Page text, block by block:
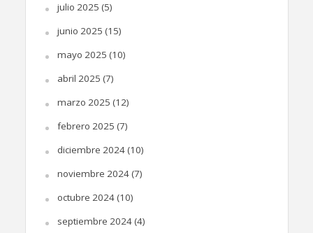
julio 2025 (5)
junio 2025 (15)
mayo 2025 (10)
abril 2025 (7)
marzo 2025 (12)
febrero 2025 (7)
diciembre 2024(10)
noviembre 2024(7)
octubre 2024(10)
septiembre 2024(4)